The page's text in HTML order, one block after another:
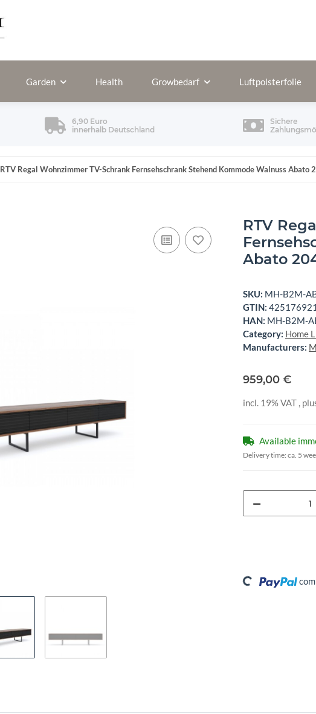
Garden Health Growbedarf Luftpolsterfolie
6,90 Euro
innerhalb Deutschland
Sichere
RTV Regal Wohnzimmer TV-Schrank Fernsehschrank Stehend Kommode Walnuss Abato
RTV
Abato
SKU: MH-B2M-
GTIN:
HAN: MH-B2M-
Category: Home
Manufacturers:
959,00 €
incl. 19% VAT ,
Available
Delivery time: ca. 5
Loading...